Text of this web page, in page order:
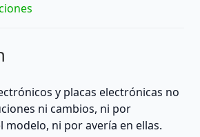
y placas electrónicas no
ni cambios, ni por
modelo, ni por avería en ellas.